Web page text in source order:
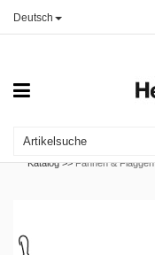
Deutsch
Katalog >>Fahnen & Flaggen